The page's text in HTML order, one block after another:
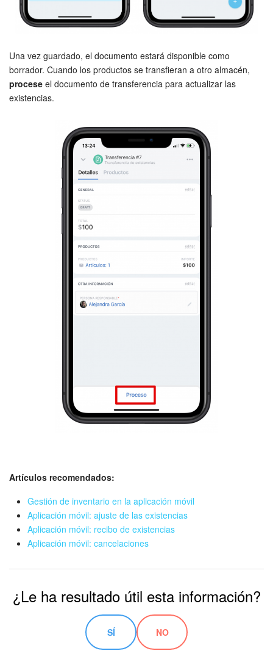
Actualización de los artículos (archivo)
EMPEZAR GRATIS
INICIAR SESIÓN
Una vez guardado, el documento estará disponible como
borrador. Cuando los productos se transfieran a otro almacén,
procese el documento de transferencia para actualizar las
existencias.
Artículos recomendados:
Gestión de inventario en la aplicación móvil
Aplicación móvil: ajuste de las existencias
Aplicación móvil: recibo de existencias
Aplicación móvil: cancelaciones
¿Le ha resultado útil esta información?
SÍ NO